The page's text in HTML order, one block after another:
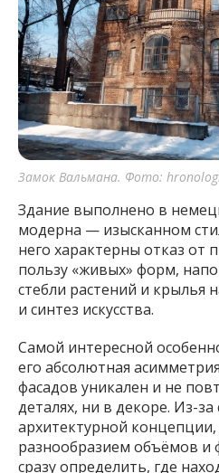
Замок Вальмана. Фото:
Здание выполнено в
модерна — изысканном
него характерны отказ от
пользу «живых» форм,
стебли растений и крылья
и синтез искусства.
Самой интересной
его абсолютная
фасадов уникален и не
деталях, ни в декоре. Из-за
архитектурной
разнообразием объёмов и
сразу определить, где